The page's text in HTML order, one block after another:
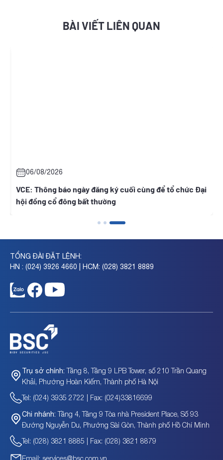
BÀI VIẾT LIÊN QUAN
06/08/2026
VCE: Thông báo ngày đăng ký cuối cùng để tổ chức Đại
hội đồng cổ đông bất thường
TỔNG ĐÀI ĐẶT LỆNH:
HN : (024) 3926 4660 | HCM: (028) 3821 8889
Trụ sở chính: Tầng 8, Tầng 9 LPB Tower, số 210 Trần Quang
Khải, Phường Hoàn Kiếm, Thành phố Hà Nội
Tel: (024) 3935 2722 | Fax: (024)33816699
Chi nhánh: Tầng 4, Tầng 9 Tòa nhà President Place, Số 93
Đường Nguyễn Du, Phường Sài Gòn, Thành phố Hồ Chí Minh
Tel: (028) 3821 8885 | Fax: (028) 3821 8879
Email: services@bsc.com.vn